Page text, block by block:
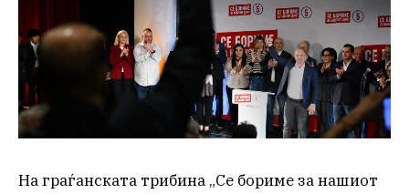
На граѓанската трибина „Се бориме за нашиот